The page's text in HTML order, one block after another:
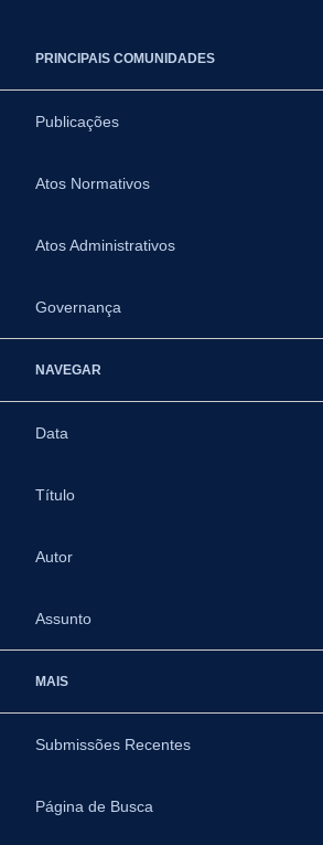
PRINCIPAIS COMUNIDADES
Publicações
Atos Normativos
Atos Administrativos
Governança
NAVEGAR
Data
Título
Autor
Assunto
MAIS
Submissões Recentes
Página de Busca